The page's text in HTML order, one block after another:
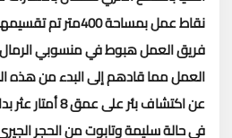
نقاط عمل بمساحة
فريق العمل هبوط في منسوبي
العمل مما قادهم إلى البدء من هذه
عن اكتشاف بئر
في حالة سليمة وتابوت من الحجر